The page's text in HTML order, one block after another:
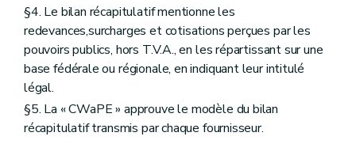
§4. Le bilan récapitulatif mentionne les
redevances,surcharges et cotisations perçues par les
pouvoirs publics, hors T.V.A., en les répartissant sur une
base fédérale ou régionale, en indiquant leur intitulé
légal.
§5. La « CWaPE » approuve le modèle du bilan
récapitulatif transmis par chaque fournisseur.